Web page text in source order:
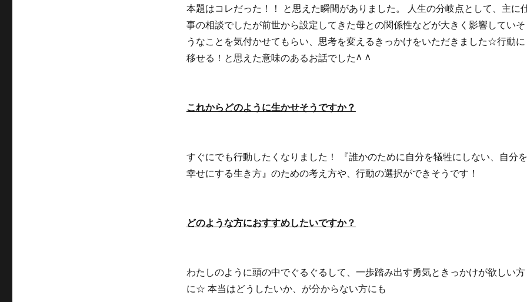
本題はコレだった！！ と思えた瞬間がありました。 人生の分岐点として、主に
事の相談でしたが前世から設定してきた母との関係性などが大きく影響していそ
うなことを気付かせてもらい、思考を変えるきっかけをいただきました☆行動に
移せる！と思えた意味のあるお話でした^ ^
これからどのように生かせそうですか？
すぐにでも行動したくなりました！ 『誰かのために自分を犠牲にしない、自分を
幸せにする生き方』のための考え方や、行動の選択ができそうです！
どのような方におすすめしたいですか？
わたしのように頭の中でぐるぐるして、一歩踏み出す勇気ときっかけが欲しい方
に☆ 本当はどうしたいか、が分からない方にも